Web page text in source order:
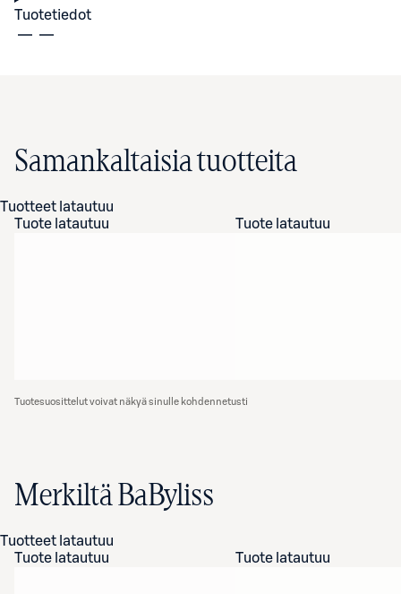
Tuotetiedot
Samankaltaisia tuotteita
Tuotteet latautuu
Tuote latautuu
Tuote latautuu
Tuotesuosittelut voivat näkyä sinulle kohdennetusti
Merkiltä BaByliss
Tuotteet latautuu
Tuote latautuu
Tuote latautuu